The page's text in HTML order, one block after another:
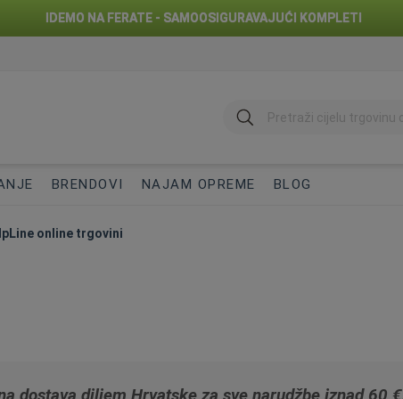
IDEMO NA FERATE - SAMOOSIGURAVAJUĆI KOMPLETI
traži
BRENDOVI NAJAM OPREME BLOG
online trgovini
dostava diljem Hrvatske za sve narudžbe iznad 60